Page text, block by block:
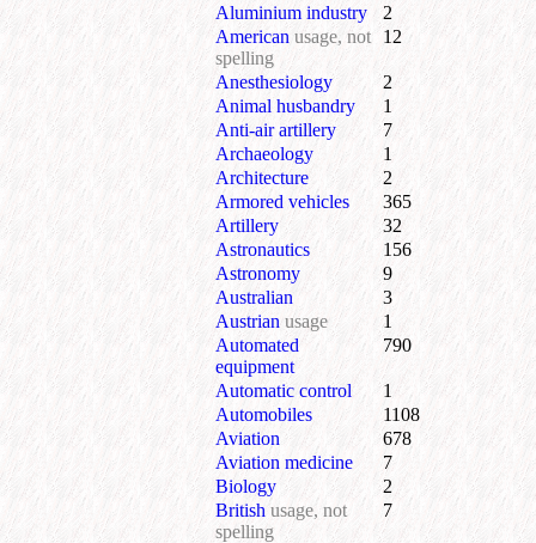
Aluminium industry
2
American usage, not
spelling
12
Anesthesiology
2
Animal husbandry
1
Anti-air artillery
7
Archaeology
1
Architecture
2
Armored vehicles
365
Artillery
32
Astronautics
156
Astronomy
9
Australian
3
Austrian usage
1
Automated
equipment
790
Automatic control
1
Automobiles
1108
Aviation
678
Aviation medicine
7
Biology
2
British usage, not
spelling
7